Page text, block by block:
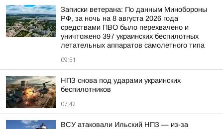
Записки ветерана: По данным Минобороны
РФ, за ночь на 8 августа 2026 года
средствами ПВО было перехвачено и
уничтожено 397 украинских беспилотных
летательных аппаратов самолетного типа
09:51
НПЗ снова под ударами украинских
беспилотников
07:42
ВСУ атаковали Ильский НПЗ — из-за